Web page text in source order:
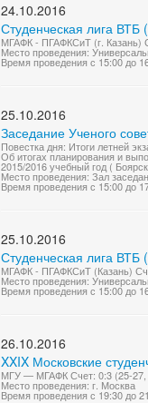
24.10.2016
Студенческая лига ВТБ
МГАФК - ПГАФКСиТ (г. Казань)
Место проведения:
Время проведения с 15:00 до
25.10.2016
Заседание Ученого
Повестка дня: Итоги летней
Об итогах планирования и
2015/2016 учебный год (
Место проведения: Зал
Время проведения с 15:00 до
25.10.2016
Студенческая лига ВТБ
МГАФК - ПГАФКСиТ (Казань)
Место проведения:
Время проведения с 15:00 до
26.10.2016
XXIX Московские
МГУ — МГАФК Счет: 0:3 (25-27,
Место проведения: г. Москва
Время проведения с 19:30 до